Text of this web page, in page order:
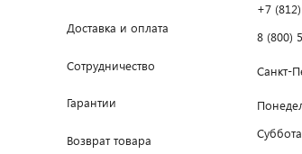
Доставка и оплата
Сотрудничество
Гарантии
Возврат товара
+7
8 (800)
Санкт-